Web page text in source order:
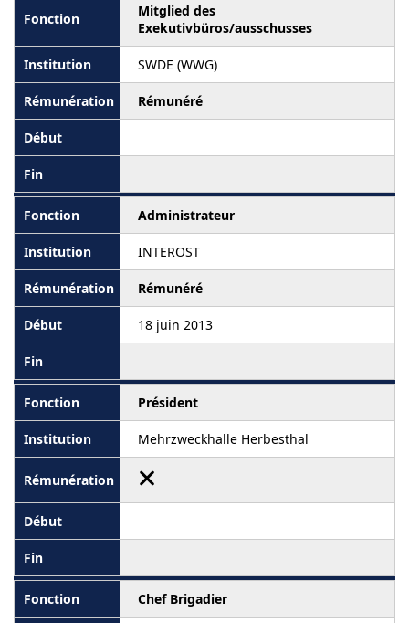
Mitglied des
Exekutivbüros/ausschusses
SWDE (WWG)
Rémunéré
Administrateur
INTEROST
Rémunéré
18 juin 2013
Président
Mehrzweckhalle Herbesthal
Chef Brigadier